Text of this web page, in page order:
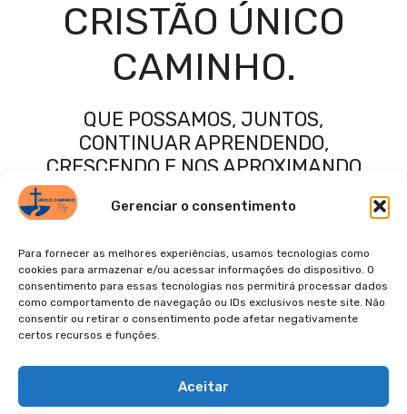
Gerenciar o consentimento
Para fornecer as melhores experiências, usamos tecnologias como
cookies para armazenar e/ou acessar informações do dispositivo. O
consentimento para essas tecnologias nos permitirá processar dados
como comportamento de navegação ou IDs exclusivos neste site. Não
consentir ou retirar o consentimento pode afetar negativamente
certos recursos e funções.
Aceitar
CRISTÃO ÚNICO
CAMINHO.
QUE POSSAMOS, JUNTOS,
CONTINUAR APRENDENDO,
CRESCENDO E NOS APROXIMANDO
CADA VEZ MAIS D’AQUELE QUE É O
ÚNICO E VERDADEIRO CAMINHO, A